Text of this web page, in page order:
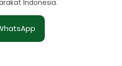
Indonesia.